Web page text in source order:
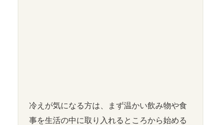
冷えが気になる方は、まず温かい飲み物や食
事を生活の中に取り入れるところから始める